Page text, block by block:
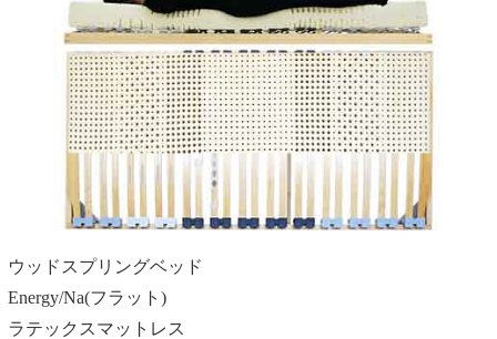
ウッドスプリングベッド
Energy/Na(フラット)
ラテックスマットレス